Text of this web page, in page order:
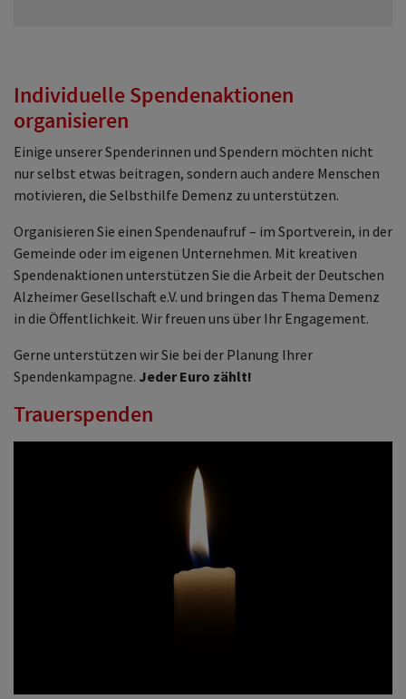
Individuelle Spendenaktionen
organisieren
Einige unserer Spenderinnen und Spendern möchten nicht
nur selbst etwas beitragen, sondern auch andere Menschen
motivieren, die Selbsthilfe Demenz zu unterstützen.
Organisieren Sie einen Spendenaufruf – im Sportverein, in der
Gemeinde oder im eigenen Unternehmen. Mit kreativen
Spendenaktionen unterstützen Sie die Arbeit der Deutschen
Alzheimer Gesellschaft e.V. und bringen das Thema Demenz
in die Öffentlichkeit. Wir freuen uns über Ihr Engagement.
Gerne unterstützen wir Sie bei der Planung Ihrer
Spendenkampagne. Jeder Euro zählt!
Trauerspenden